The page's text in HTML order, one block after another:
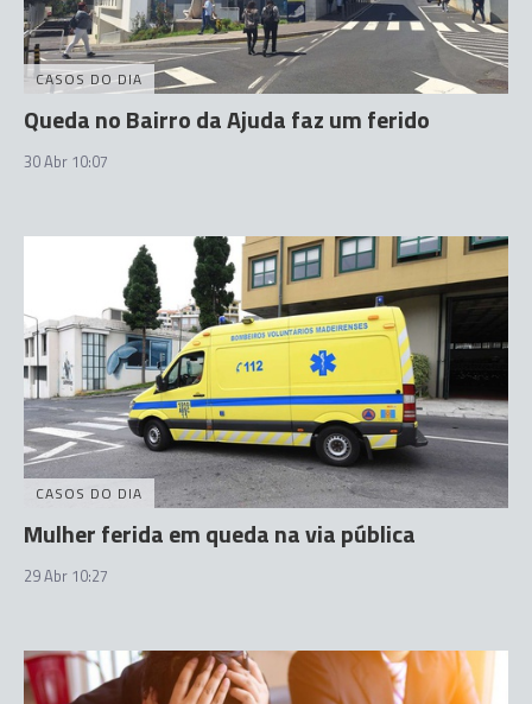
CASOS DO DIA
Queda no Bairro da Ajuda faz um ferido
30 Abr 10:07
CASOS DO DIA
Mulher ferida em queda na via pública
29 Abr 10:27